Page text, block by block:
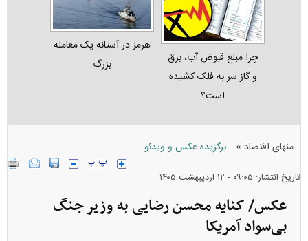
چرا مبلغ قبوض آب، برق
و گاز سر به فلک کشیده
است؟
هرمز در آستانه یک معامله
بزرگ
منهای اقتصاد » برگزیده عکس و ویدئو
تاریخ انتشار: ۰۹:۰۵ - ۱۲ ارديبهشت ۱۴۰۵
عکس/ کنایه محسن رضایی به وزیر جنگ
بی‌سواد آمریکا